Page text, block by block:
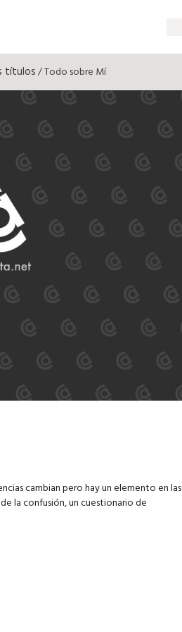
títulos/ Todo sobre Mí
cambian pero hay un elemento en las
la confusión, un cuestionario de